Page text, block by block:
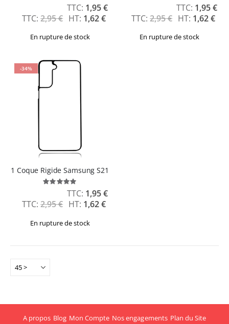
2,95 €
Prix
Spécial
1,95 €
1,62 €
En rupture de stock
2,95 €
Prix
Spécial
1,95 €
1,62 €
En rupture de stock
-34%
1 Coque Rigide Samsung S21
Évaluation:
100%
2,95 €
Prix
Spécial
1,95 €
1,62 €
En rupture de stock
A propos Blog Mon Compte Nos engagements Plan du Site